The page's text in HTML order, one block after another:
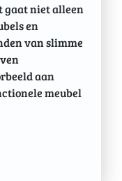
gaat niet alleen
en
van slimme
aan
meubel